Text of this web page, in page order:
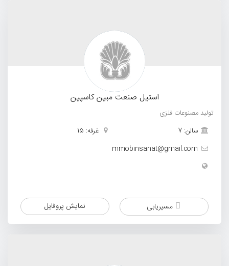
استیل صنعت مبین کاسپین
تولید مصنوعات فلزی
سالن: 7
غرفه: 15
mmobinsanat@gmail.com
مسیریابی نمایش پروفایل